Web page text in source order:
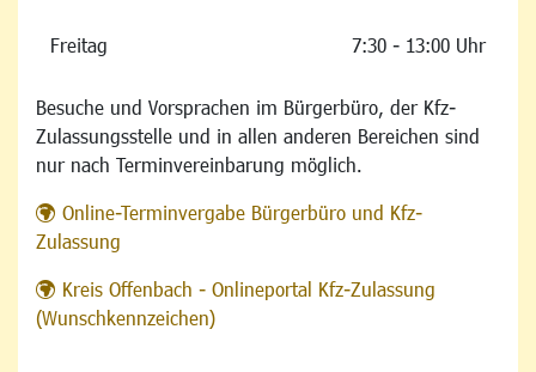
Freitag 7:30 - 13:00 Uhr
Besuche und Vorsprachen im Bürgerbüro, der Kfz-
Zulassungsstelle und in allen anderen Bereichen sind
nur nach Terminvereinbarung möglich.
Online-Terminvergabe Bürgerbüro und Kfz-
Zulassung
Kreis Offenbach - Onlineportal Kfz-Zulassung
(Wunschkennzeichen)